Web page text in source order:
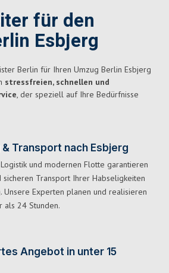
für den
Esbjerg
Berlin für Ihren Umzug Berlin Esbjerg
stressfreien, schnellen und
, der speziell auf Ihre Bedürfnisse
Transport nach Esbjerg
und modernen Flotte garantieren
Transport Ihrer Habseligkeiten
Unsere Experten planen und realisieren
als 24 Stunden.
Angebot in unter 15